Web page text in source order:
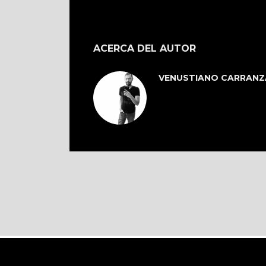
ACERCA DEL AUTOR
VENUSTIANO